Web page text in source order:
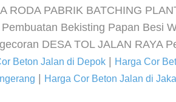
RODA PABRIK BATCHING
Bekisting Papan Besi
DESA TOL JALAN RAYA
Beton Jalan di Depok Harga Cor
Harga Cor Beton Jalan di